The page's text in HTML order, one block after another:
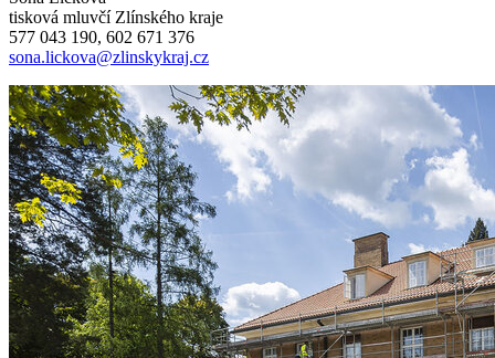
tisková mluvčí Zlínského kraje
577 043 190, 602 671 376
sona.lickova@zlinskykraj.cz